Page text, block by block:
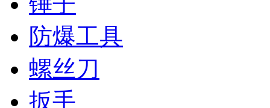
防爆工具
螺丝刀
扳手